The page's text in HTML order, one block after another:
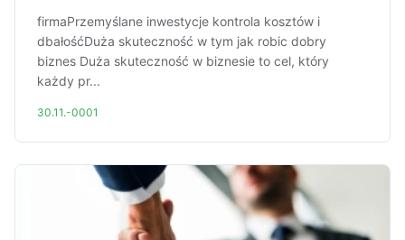
firmaPrzemyślane inwestycje kontrola kosztów i
dbałośćDuża skuteczność w tym jak robic dobry
biznes Duża skuteczność w biznesie to cel, który
każdy pr...
30.11.-0001